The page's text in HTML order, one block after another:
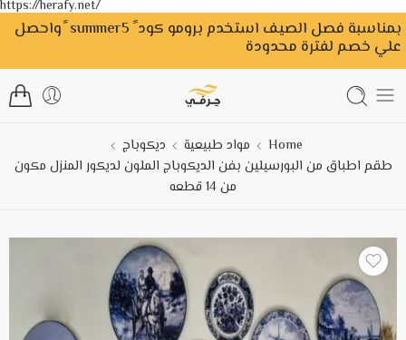
https://herafy.net/
بمناسبة فصل الصيف استخدم برومو كود ً summer5 ًواحصل
علي خصم لفترة محدودة
Home مواد طبيعية
ديكوباج
طقم اطباق من البورسيلين بفن الديكوباج الملون لديكور المنزل مكون
من 14 قطعه